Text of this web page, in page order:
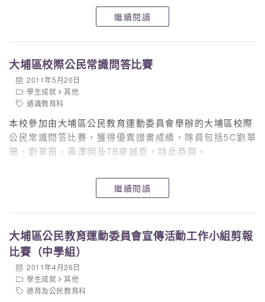
的學生名單於內聯網中向同工公佈。
在以下情況下，學生的獲獎提名將被否決：
班主任、訓育主任或級訓育老
師反對
有三位或以上任教同工反對
反對提名的同工須於指定日期前透過電郵或其他方
通過後的得獎同學名單將於結業禮中公佈及頒發嘉
許狀，以示鼓勵
班主任須於嘉許狀寫上欣賞或鼓勵的說話，以示支
得獎同學須在回應表寫上得獎感受或立志，以便日
繼續閱讀
大埔區校際公民常識問答比賽
2011年5月20日
學生成就
其他
通識教育科
本校參加由大埔區公民教育運動委員會舉辦的大埔區校際
公民常識問答比賽，獲得優異證書成績，隊員包括5C劉翠
珊、劉翠茵、黃澤明及7B麥誠恩，特此恭賀。
繼續閱讀
大埔區公民教育運動委員會宣傳活動工作小組剪報
比賽（中學組）
2011年4月26日
學生成就
其他
德育及公民教育科